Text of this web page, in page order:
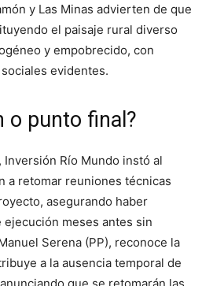
y Las Minas advierten de que
el paisaje rural diverso
y empobrecido, con
evidentes.
o punto final?
Río Mundo instó al
a retomar reuniones técnicas
asegurando haber
meses antes sin
Serena (PP), reconoce la
a la ausencia temporal de